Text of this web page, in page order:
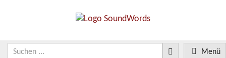
Menü